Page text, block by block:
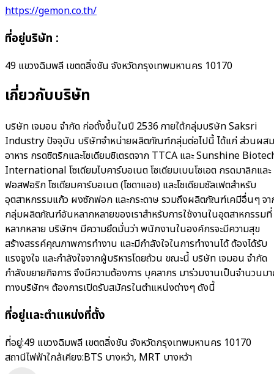
https://gemon.co.th/
ที่อยู่บริษัท :
49 แขวงฉิมพลี เขตตลิ่งชัน จังหวัดกรุงเทพมหานคร 10170
เกี่ยวกับบริษัท
บริษัท เจมอน จำกัด ก่อตั้งขึ้นในปี 2536 ภายใต้กลุ่มบริษัท Saksri
Industry ปัจจุบัน บริษัทจำหน่ายผลิตภัณฑ์กลุ่มต่อไปนี้ ได้แก่ ส่วนผสม
อาหาร กรดซิตริกและโซเดียมซิเตรตจาก TTCA และ Sunshine
International โซเดียมไบคาร์บอเนต โซเดียมเบนโซเอต กรดมาลิกและ
ฟอสฟอริก โซเดียมคาร์บอเนต (โซดาแอช) และโซเดียมซัลเฟตสำหรับ
อุตสาหกรรมแก้ว ผงซักฟอก และกระดาษ รวมถึงผลิตภัณฑ์เคมีอื่นๆ จ
กลุ่มผลิตภัณฑ์อันหลากหลายของเราสำหรับการใช้งานในอุตสาหกรรมที่
หลากหลาย บริษัทฯ มีความยึดมั่นว่า พนักงานในองค์กรจะมีความสุข
สร้างสรรค์คุณภาพการทำงาน และมีกำลังใจในการทำงานได้ ต้องได้รับ
แรงจูงใจ และกำลังใจจากผู้บริหารโดยถ้วน ขณะนี้ บริษัท เจมอน จำกัด
กำลังขยายกิจการ จึงมีความต้องการ บุคลากร มาร่วมงานเป็นจำนวนม
ทางบริษัทฯ ต้องการเปิดรับสมัครในตำแหน่งต่างๆ ดังนี้
ที่อยู่และตำแหน่งที่ตั้ง
ที่อยู่:49 แขวงฉิมพลี เขตตลิ่งชัน จังหวัดกรุงเทพมหานคร 10170
สถานีไฟฟ้าใกล้เคียง:BTS บางหว้า, MRT บางหว้า